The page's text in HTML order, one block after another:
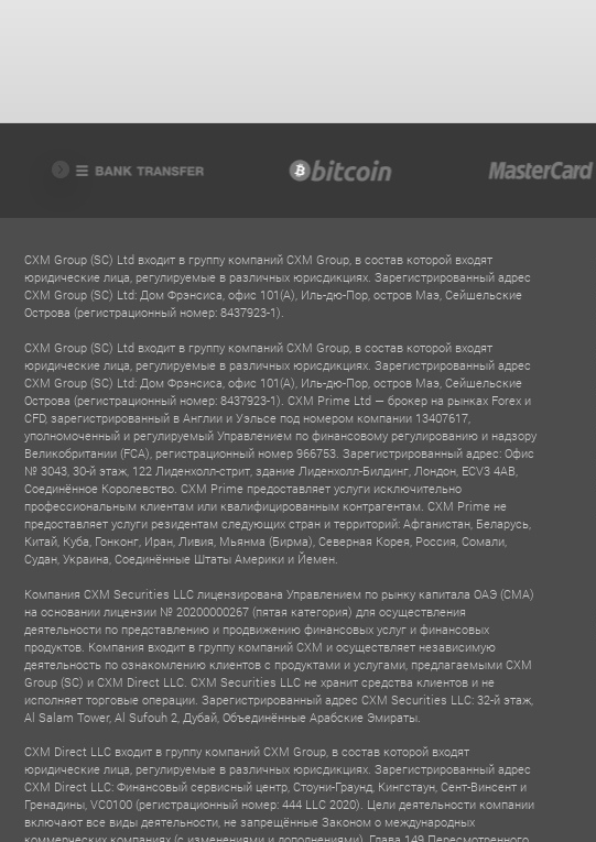
CXM Group (SC) Ltd входит в группу компаний CXM Group, в состав которой входят
юридические лица, регулируемые в различных юрисдикциях. Зарегистрированный адрес
CXM Group (SC) Ltd: Дом Фрэнсиса, офис 101(A), Иль-дю-Пор, остров Маэ, Сейшельские
Острова (регистрационный номер: 8437923-1).
CXM Group (SC) Ltd входит в группу компаний CXM Group, в состав которой входят
юридические лица, регулируемые в различных юрисдикциях. Зарегистрированный адрес
CXM Group (SC) Ltd: Дом Фрэнсиса, офис 101(A), Иль-дю-Пор, остров Маэ, Сейшельские
Острова (регистрационный номер: 8437923-1). CXM Prime Ltd — брокер на рынках Forex и
CFD, зарегистрированный в Англии и Уэльсе под номером компании 13407617,
уполномоченный и регулируемый Управлением по финансовому регулированию и надзору
Великобритании (FCA), регистрационный номер 966753. Зарегистрированный адрес: Офис
№ 3043, 30-й этаж, 122 Лиденхолл-стрит, здание Лиденхолл-Билдинг, Лондон, ECV3 4AB,
Соединённое Королевство. CXM Prime предоставляет услуги исключительно
профессиональным клиентам или квалифицированным контрагентам. CXM Prime не
предоставляет услуги резидентам следующих стран и территорий: Афганистан, Беларусь,
Китай, Куба, Гонконг, Иран, Ливия, Мьянма (Бирма), Северная Корея, Россия, Сомали,
Судан, Украина, Соединённые Штаты Америки и Йемен.
Компания CXM Securities LLC лицензирована Управлением по рынку капитала ОАЭ (CMA)
на основании лицензии № 20200000267 (пятая категория) для осуществления
деятельности по представлению и продвижению финансовых услуг и финансовых
продуктов. Компания входит в группу компаний CXM и осуществляет независимую
деятельность по ознакомлению клиентов с продуктами и услугами, предлагаемыми CXM
Group (SC) и CXM Direct LLC. CXM Securities LLC не хранит средства клиентов и не
исполняет торговые операции. Зарегистрированный адрес CXM Securities LLC: 32-й этаж,
Al Salam Tower, Al Sufouh 2, Дубай, Объединённые Арабские Эмираты.
CXM Direct LLC входит в группу компаний CXM Group, в состав которой входят
юридические лица, регулируемые в различных юрисдикциях. Зарегистрированный адрес
CXM Direct LLC: Финансовый сервисный центр, Стоуни-Граунд, Кингстаун, Сент-Винсент и
Гренадины, VC0100 (регистрационный номер: 444 LLC 2020). Цели деятельности компании
включают все виды деятельности, не запрещённые Законом о международных